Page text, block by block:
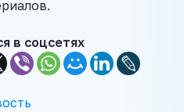
в соцсетях